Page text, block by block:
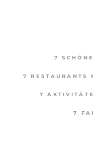
7
7 RESTAURANTS
7
7